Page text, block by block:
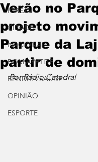
IGREJA
CIDADE
NACIONAL
BOM APETITE
BENDITA SAÚDE
OPINIÃO
ESPORTE
Verão no
projeto
Parque da
partir de
Por Rádio Catedral